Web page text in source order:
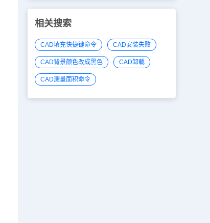
相关搜索
CAD填充快捷键命令 CAD安装失败
CAD背景颜色改成黑色 CAD卸载
CAD测量面积命令